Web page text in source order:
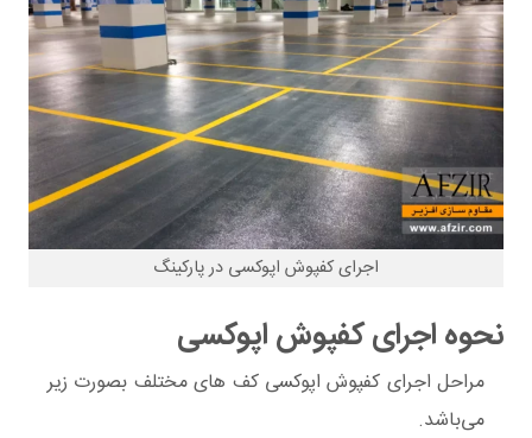
اجرای کفپوش اپوکسی در پارکینگ
نحوه اجرای کفپوش اپوکسی
مراحل اجرای کفپوش اپوکسی کف های مختلف بصورت زیر
می‌باشد.